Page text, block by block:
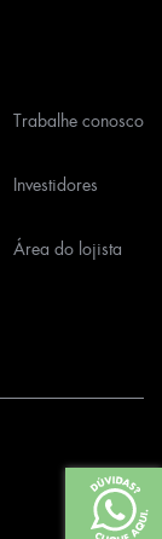
Trabalhe conosco
Investidores
Área do lojista